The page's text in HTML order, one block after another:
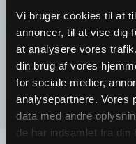
Vi bruger cookies til at
annoncer, til at vise dig
at analysere vores
din brug af vores
for sociale medier,
analysepartnere. Vores
data med andre
de har indsamlet fra din
Billedramme, sølv